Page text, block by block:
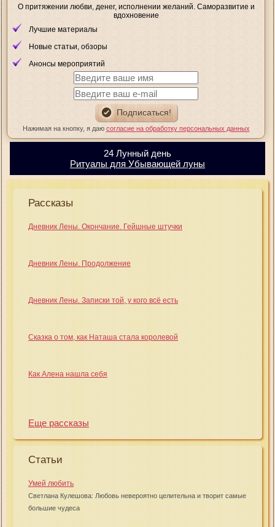
О притяжении любви, денег, исполнении желаний. Саморазвитие и
вдохновение
Лучшие материалы
Новые статьи, обзоры
Анонсы мероприятий
Нажимая на кнопку, я даю согласие на обработку персональных данных
24 Лунный день
Ритуалы для Убывающей луны
Рассказы
Дневник Лены. Окончание. Гейшные штучки
Дневник Лены. Продолжение
Дневник Лены. Записки той, у кого всё есть
Сказка о том, как Наташа стала королевой
Как Алена нашла себя
Еще рассказы
Статьи
Умей любить
Светлана Кулешова: Любовь невероятно целительна и творит самые
большие чудеса